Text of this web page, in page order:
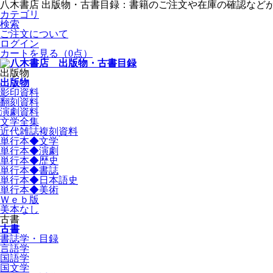
八木書店 出版物・古書目録：書籍のご注文や在庫の確認など
カテゴリ
検索
ご注文について
ログイン
カートを見る
（0点）
出版物
出版物
影印資料
翻刻資料
演劇資料
文学全集
近代雑誌複刻資料
単行本◆文学
単行本◆演劇
単行本◆歴史
単行本◆書誌
単行本◆日本語史
単行本◆美術
Ｗｅｂ版
美本なし
古書
古書
書誌学・目録
言語学
国語学
国文学